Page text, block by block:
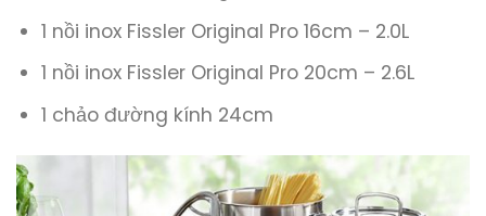
1 nồi inox Fissler Original Pro 16cm – 2.0L
1 nồi inox Fissler Original Pro 20cm – 2.6L
1 chảo đường kính 24cm